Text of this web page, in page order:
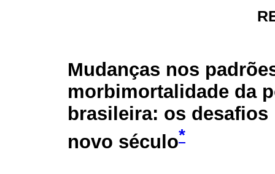
Mudanças nos
morbimortalidade da
brasileira: os desafios
novo século*